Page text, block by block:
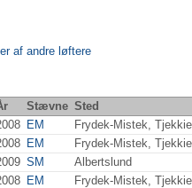
af andre løftere
Stævne Sted
EM Frydek-Mistek, Tjekkie
EM Frydek-Mistek, Tjekkie
SM Albertslund
EM Frydek-Mistek, Tjekkie